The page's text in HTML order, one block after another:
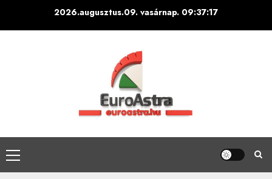
2026.augusztus.09. vasárnap. 09:37:18
Primary
Menu